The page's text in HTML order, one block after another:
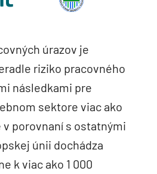
úrazov je
riziko pracovného
následkami pre
sektore viac ako
porovnaní s ostatnými
únii dochádza
k viac ako 1 000